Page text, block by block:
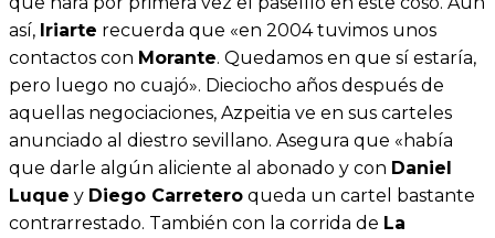
así, Iriarte recuerda que «en 2004 tuvimos unos
contactos con Morante. Quedamos en que sí estaría,
pero luego no cuajó». Dieciocho años después de
aquellas negociaciones, Azpeitia ve en sus carteles
anunciado al diestro sevillano. Asegura que «había
que darle algún aliciente al abonado y con Daniel
Luque y Diego Carretero queda un cartel bastante
contrarrestado. También con la corrida de La